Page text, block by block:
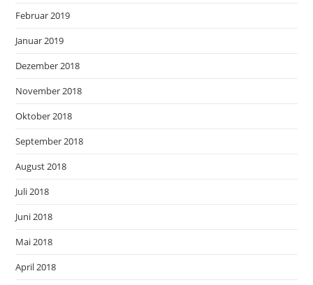
Februar 2019
Januar 2019
Dezember 2018
November 2018
Oktober 2018
September 2018
August 2018
Juli 2018
Juni 2018
Mai 2018
April 2018